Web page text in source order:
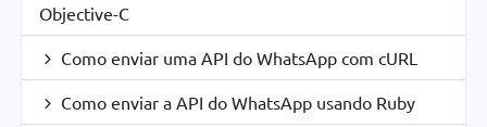
Objective-C
Como enviar uma API do WhatsApp com cURL
Como enviar a API do WhatsApp usando Ruby